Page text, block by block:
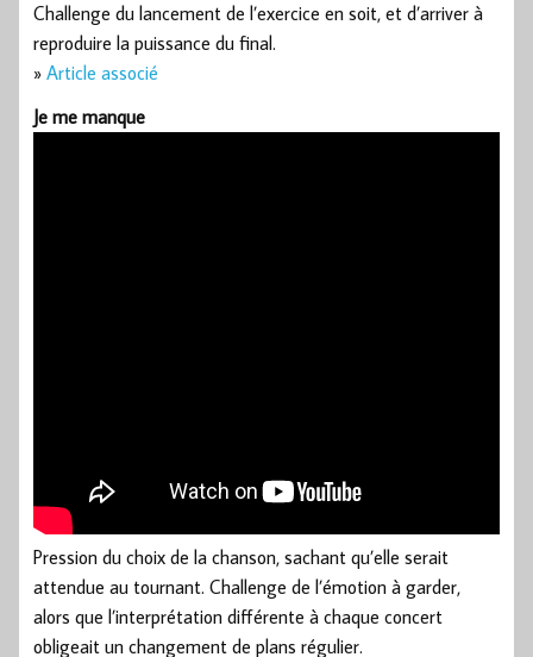
Challenge du lancement de l’exercice en soit, et d’arriver à
reproduire la puissance du final.
» Article associé
Je me manque
Pression du choix de la chanson, sachant qu’elle serait
attendue au tournant. Challenge de l’émotion à garder,
alors que l’interprétation différente à chaque concert
obligeait un changement de plans régulier.